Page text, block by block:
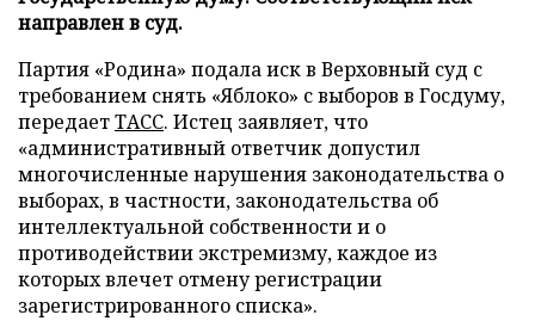
направлен в суд.
Партия «Родина» подала иск в Верховный суд с
требованием снять «Яблоко» с выборов в Госдуму,
передаетТАСС. Истец заявляет, что
«административный ответчик допустил
многочисленные нарушения законодательства о
выборах, в частности, законодательства об
интеллектуальной собственности и о
противодействии экстремизму, каждое из
которых влечет отмену регистрации
зарегистрированного списка».